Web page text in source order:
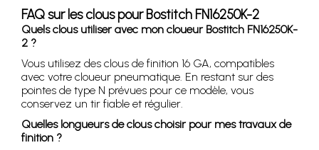
FAQ sur les clous pour Bostitch FN16250K-2
Quels clous utiliser avec mon cloueur Bostitch FN16250K-
2 ?
Vous utilisez des clous de finition 16 GA, compatibles
avec votre cloueur pneumatique. En restant sur des
pointes de type N prévues pour ce modèle, vous
conservez un tir fiable et régulier.
Quelles longueurs de clous choisir pour mes travaux de
finition ?